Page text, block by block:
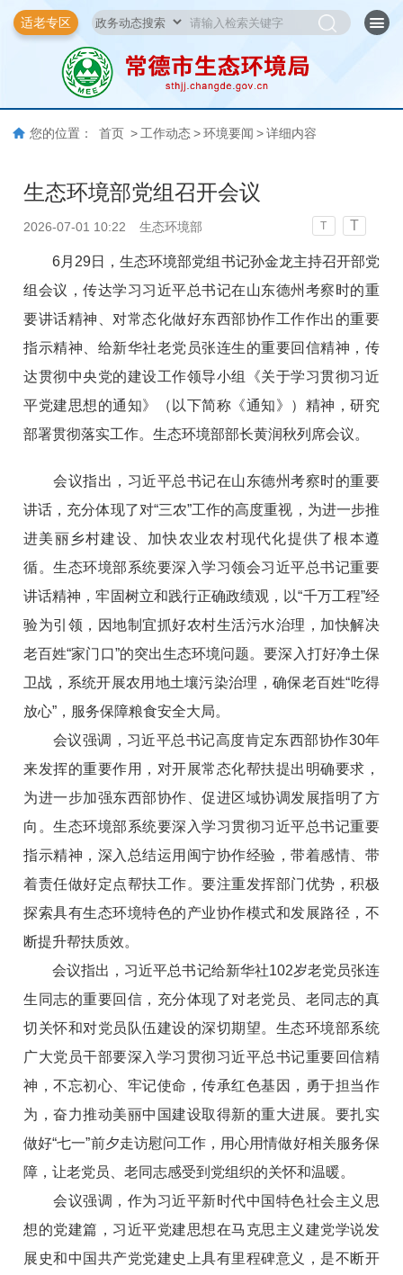
适老专区
您的位置： 首页 > 工作动态 > 环境要闻 > 详细内容
生态环境部党组召开会议
2026-07-01 10:22 生态环境部 T T
6月29日，生态环境部党组书记孙金龙主持召开部党
组会议，传达学习习近平总书记在山东德州考察时的重
要讲话精神、对常态化做好东西部协作工作作出的重要
指示精神、给新华社老党员张连生的重要回信精神，传
达贯彻中央党的建设工作领导小组《关于学习贯彻习近
平党建思想的通知》（以下简称《通知》）精神，研究
部署贯彻落实工作。生态环境部部长黄润秋列席会议。
会议指出，习近平总书记在山东德州考察时的重要
讲话，充分体现了对“三农”工作的高度重视，为进一步推
进美丽乡村建设、加快农业农村现代化提供了根本遵
循。生态环境部系统要深入学习领会习近平总书记重要
讲话精神，牢固树立和践行正确政绩观，以“千万工程”经
验为引领，因地制宜抓好农村生活污水治理，加快解决
老百姓“家门口”的突出生态环境问题。要深入打好净土保
卫战，系统开展农用地土壤污染治理，确保老百姓“吃得
放心”，服务保障粮食安全大局。
会议强调，习近平总书记高度肯定东西部协作30年
来发挥的重要作用，对开展常态化帮扶提出明确要求，
为进一步加强东西部协作、促进区域协调发展指明了方
向。生态环境部系统要深入学习贯彻习近平总书记重要
指示精神，深入总结运用闽宁协作经验，带着感情、带
着责任做好定点帮扶工作。要注重发挥部门优势，积极
探索具有生态环境特色的产业协作模式和发展路径，不
断提升帮扶质效。
会议指出，习近平总书记给新华社102岁老党员张连
生同志的重要回信，充分体现了对老党员、老同志的真
切关怀和对党员队伍建设的深切期望。生态环境部系统
广大党员干部要深入学习贯彻习近平总书记重要回信精
神，不忘初心、牢记使命，传承红色基因，勇于担当作
为，奋力推动美丽中国建设取得新的重大进展。要扎实
做好“七一”前夕走访慰问工作，用心用情做好相关服务保
障，让老党员、老同志感受到党组织的关怀和温暖。
会议强调，作为习近平新时代中国特色社会主义思
想的党建篇，习近平党建思想在马克思主义建党学说发
展史和中国共产党党建史上具有里程碑意义，是不断开